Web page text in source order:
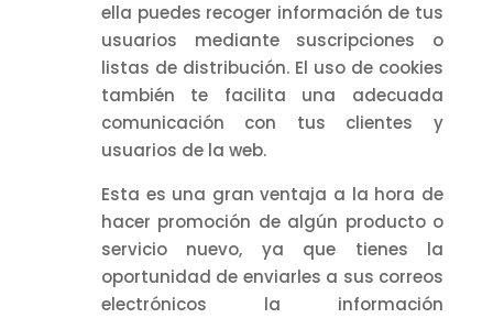
ella puedes recoger información de tus
usuarios mediante suscripciones o
listas de distribución. El uso de cookies
también te facilita una adecuada
comunicación con tus clientes y
usuarios de la web.
Esta es una gran ventaja a la hora de
hacer promoción de algún producto o
servicio nuevo, ya que tienes la
oportunidad de enviarles a sus correos
electrónicos la información